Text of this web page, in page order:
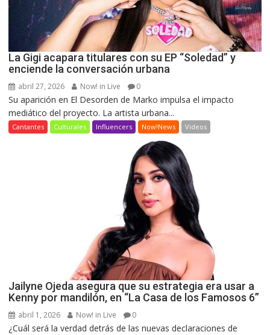
La Gigi acapara titulares con su EP “Soledad” y
enciende la conversación urbana
abril 27, 2026 Now! in Live 0
Su aparición en El Desorden de Marko impulsa el impacto
mediático del proyecto. La artista urbana...
Cantantes Culturales Influencers Now!News Videos
Jailyne Ojeda asegura que su estrategia era usar a
Kenny por mandilón, en “La Casa de los Famosos 6”
abril 1, 2026 Now! in Live 0
¿Cuál será la verdad detrás de las nuevas declaraciones de